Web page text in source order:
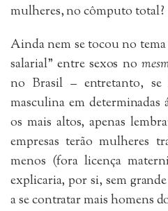
mulheres, no cômputo total?
Ainda nem se tocou no tema
salarial” entre sexos no
no Brasil – entretanto, se
masculina em determinadas
os mais altos, apenas
empresas terão mulheres
menos (fora licença
explicaria, por si, sem
a se contratar mais homens